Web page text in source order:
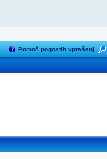
Pomoč pogostih vprašanj